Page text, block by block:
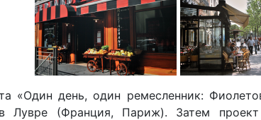
«Один день, один ремесленник:
Лувре (Франция, Париж). Затем